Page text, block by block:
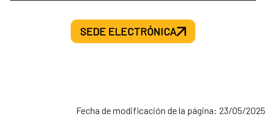
SEDE ELECTRÓNICA
Fecha de modificación de la página: 23/05/2025